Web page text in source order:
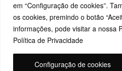
em “Configuração de cookies”.
os cookies, premindo o botão
informações, pode visitar a nossa
Política de Privacidade
Configuração de cookies